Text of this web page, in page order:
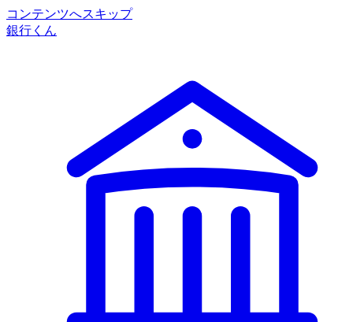
コンテンツへスキップ
銀行くん